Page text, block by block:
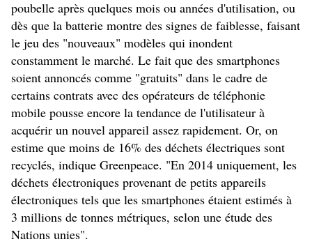
poubelle après quelques mois ou années d'utilisation, ou
dès que la batterie montre des signes de faiblesse, faisant
le jeu des "nouveaux" modèles qui inondent
constamment le marché. Le fait que des smartphones
soient annoncés comme "gratuits" dans le cadre de
certains contrats avec des opérateurs de téléphonie
mobile pousse encore la tendance de l'utilisateur à
acquérir un nouvel appareil assez rapidement. Or, on
estime que moins de 16% des déchets électriques sont
recyclés, indique Greenpeace. "En 2014 uniquement, les
déchets électroniques provenant de petits appareils
électroniques tels que les smartphones étaient estimés à
3 millions de tonnes métriques, selon une étude des
Nations unies".